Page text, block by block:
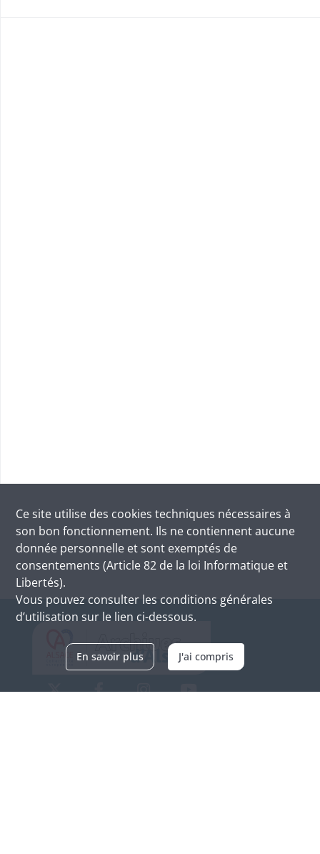
Ce site utilise des cookies techniques nécessaires à
son bon fonctionnement. Ils ne contiennent aucune
donnée personnelle et sont exemptés de
consentements (Article 82 de la loi Informatique et
Libertés).
Vous pouvez consulter les conditions générales
d’utilisation sur le lien ci-dessous.
En savoir plus J'ai compris